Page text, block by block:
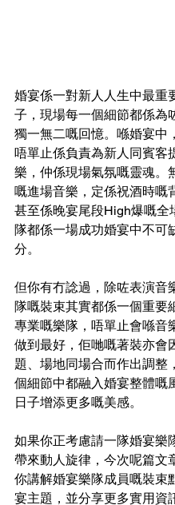
婚宴係一對新人人生中最重
子，現場每一個細節都係為
獨一無二嘅回憶。喺婚宴中，
唔單止係負責為新人同賓客
樂，仲係現場氣氛嘅靈魂。
嘅進場音樂，定係祝酒時嘅
甚至係晚宴尾段High爆嘅全
隊都係一場成功婚宴中不可
分。
但你有冇諗過，除咗表演音
隊嘅裝束其實都係一個重要
專業嘅樂隊，唔單止會喺音
做到最好，佢哋嘅著裝亦會
題、場地同場合而作出調整
個細節中都融入婚宴整體嘅
日子增添更多嘅美感。
如果你正考慮請一隊婚宴樂
帶來動人旋律，今次呢篇文
你講解婚宴樂隊成員嘅裝束
宴主題，並分享更多實用資